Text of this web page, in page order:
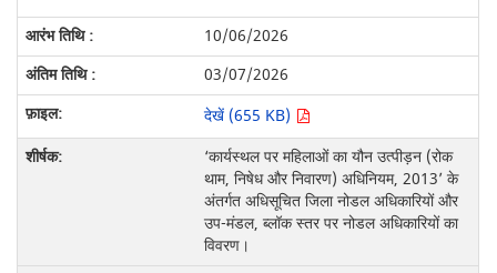
10/06/2026
03/07/2026
देखें (655 KB)
‘कार्यस्थल पर महिलाओं का यौन उत्पीड़न (रोक
थाम, निषेध और निवारण) अधिनियम, 2013’ के
अंतर्गत अधिसूचित जिला नोडल अधिकारियों और
उप-मंडल, ब्लॉक स्तर पर नोडल अधिकारियों का
विवरण।